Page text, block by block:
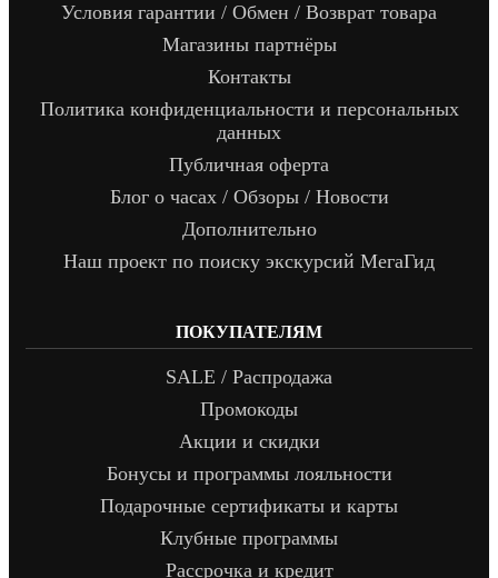
Условия гарантии / Обмен / Возврат товара
Магазины партнёры
Контакты
Политика конфиденциальности и персональных
данных
Публичная оферта
Блог о часах / Обзоры / Новости
Дополнительно
Наш проект по поиску экскурсий МегаГид
ПОКУПАТЕЛЯМ
SALE / Распродажа
Промокоды
Акции и скидки
Бонусы и программы лояльности
Подарочные сертификаты и карты
Клубные программы
Рассрочка и кредит